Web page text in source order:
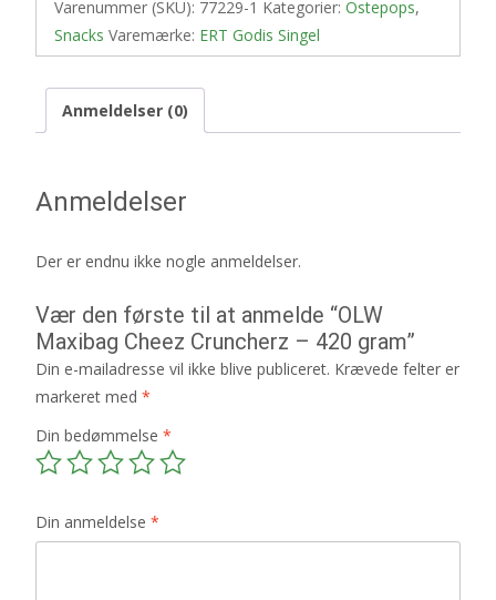
Varenummer (SKU): 77229-1 Kategorier: Ostepops,
Snacks Varemærke: ERT Godis Singel
Anmeldelser (0)
Anmeldelser
Der er endnu ikke nogle anmeldelser.
Vær den første til at anmelde “OLW
Maxibag Cheez Cruncherz – 420 gram”
Din e-mailadresse vil ikke blive publiceret. Krævede felter er
markeret med *
Din bedømmelse *
Din anmeldelse *